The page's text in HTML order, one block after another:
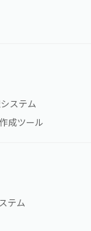
ステム
成ツール
テム